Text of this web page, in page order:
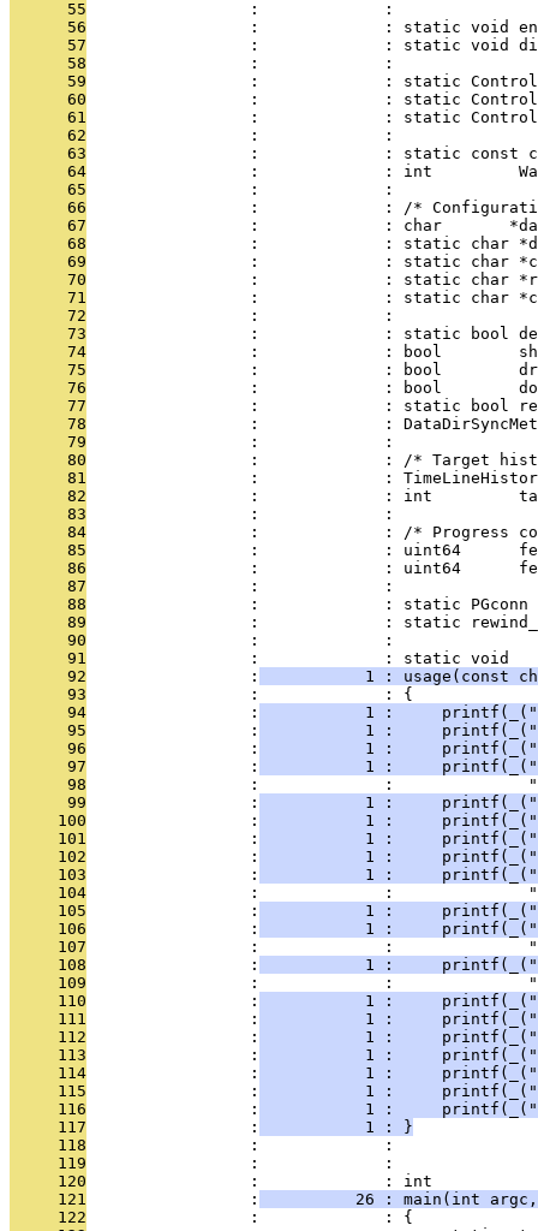
      55
:             :
      56
:             : static void
      57
:             : static void
      58
                 :             :
      59
:             : static
      60
:             : static
      61
:             : static
      62
                 :             :
      63
:             : static const
      64
:             : int
      65
                 :             :
      66
:             : /*
      67
:             : char
      68
:             : static char
      69
:             : static char
      70
:             : static char
      71
:             : static char
      72
                 :             :
      73
:             : static bool
      74
:             : bool
      75
:             : bool
      76
:             : bool
      77
:             : static bool
      78
:             :
      79
                 :             :
      80
:             : /* Target
      81
:             :
      82
:             : int
      83
                 :             :
      84
:             : /* Progress
      85
:             : uint64
      86
:             : uint64
      87
                 :             :
      88
:             : static PGconn
      89
:             : static
      90
                 :             :
      91
                 :             : static void
      92
                 :
1 : usage(const
      93
                 :             : {
      94
                 :
1 :
      95
                 :
1 :
      96
                 :
1 :
      97
                 :
1 :
      98
:             :
      99
                 :
1 :
     100
                 :
1 :
     101
                 :
1 :
     102
                 :
1 :
     103
                 :
1 :
     104
:             :
     105
                 :
1 :
     106
                 :
1 :
     107
:             :
     108
                 :
1 :
     109
:             :
     110
                 :
1 :
     111
                 :
1 :
     112
                 :
1 :
     113
                 :
1 :
     114
                 :
1 :
     115
                 :
1 :
     116
                 :
1 :
     117
                 :
           1 : }
     118
                 :             :
     119
                 :             :
     120
                 :             : int
     121
                 :
26 : main(int
     122
                 :             : {